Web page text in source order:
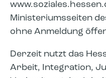
Ministeriumsseiten
ohne Anmeldung
Derzeit nutzt das
Arbeit, Integration,